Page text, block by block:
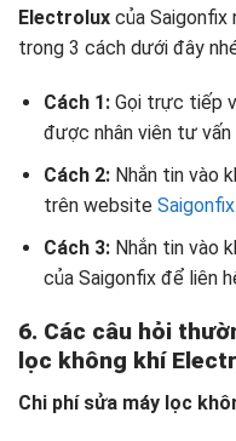
Electrolux của Saigonfix
trong 3 cách dưới đây
Cách 1: Gọi trực tiếp
được nhân viên tư vấn
Cách 2: Nhắn tin vào
trên website
Cách 3: Nhắn tin vào
của Saigonfix để liên
6. Các câu hỏi
lọc không khí
Chi phí sửa máy lọc